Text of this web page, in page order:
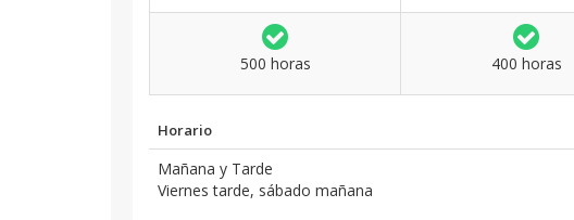
500 horas 400 horas
Horario
Mañana y Tarde
Viernes tarde, sábado mañana